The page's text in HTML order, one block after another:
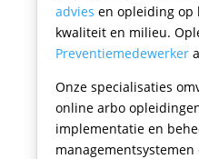
advies en opleiding op
kwaliteit en milieu.
Preventiemedewerker
Onze specialisaties
online arbo
implementatie en